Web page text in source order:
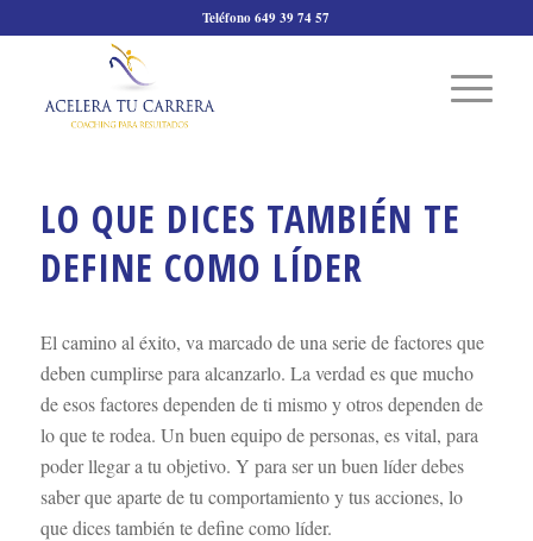
Teléfono 649 39 74 57
LO QUE DICES TAMBIÉN TE
DEFINE COMO LÍDER
El camino al éxito, va marcado de una serie de factores que
deben cumplirse para alcanzarlo. La verdad es que mucho
de esos factores dependen de ti mismo y otros dependen de
lo que te rodea. Un buen equipo de personas, es vital, para
poder llegar a tu objetivo. Y para ser un buen líder debes
saber que aparte de tu comportamiento y tus acciones, lo
que dices también te define como líder.